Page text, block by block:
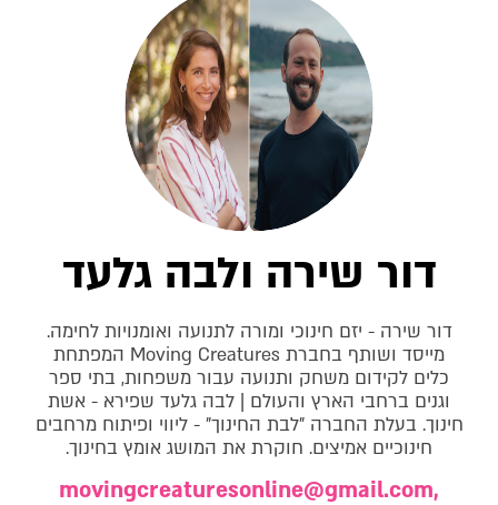
דור שירה ולבה גלעד
דור שירה - יזם חינוכי ומורה לתנועה ואומנויות לחימה.
מייסד ושותף בחברת Moving Creatures המפתחת
כלים לקידום משחק ותנועה עבור משפחות, בתי ספר
וגנים ברחבי הארץ והעולם | לבה גלעד שפירא - אשת
חינוך. בעלת החברה "לבת החינוך" - ליווי ופיתוח מרחבים
חינוכיים אמיצים. חוקרת את המושג אומץ בחינוך.
movingcreaturesonline@gmail.com,